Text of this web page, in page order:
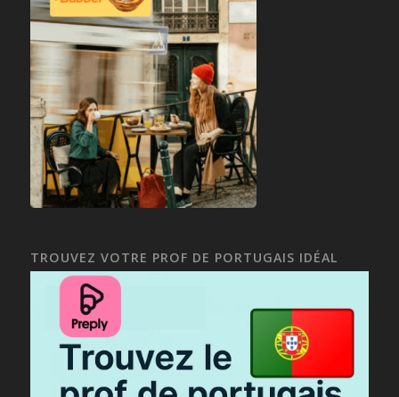
TROUVEZ VOTRE PROF DE PORTUGAIS IDÉAL